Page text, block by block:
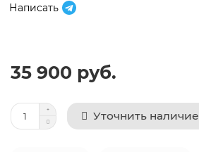
Написать
35 900 руб.
Уточнить наличие